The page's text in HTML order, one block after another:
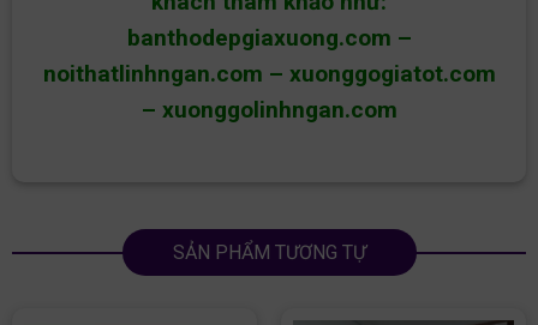
banthodepgiaxuong.com –
noithatlinhngan.com – xuonggogiatot.com
– xuonggolinhngan.com
SẢN PHẨM TƯƠNG TỰ